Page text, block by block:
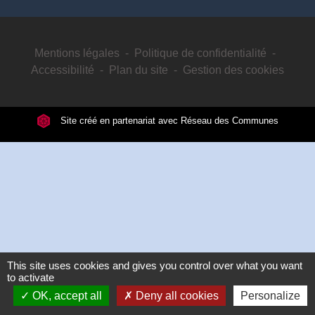
Mentions légales - Politique de confidentialité -
Accessibilité - Plan du site - Gestion des cookies
Site créé en partenariat avec Réseau des Communes
This site uses cookies and gives you control over what you want
to activate
OK, accept all
Deny all cookies Personalize